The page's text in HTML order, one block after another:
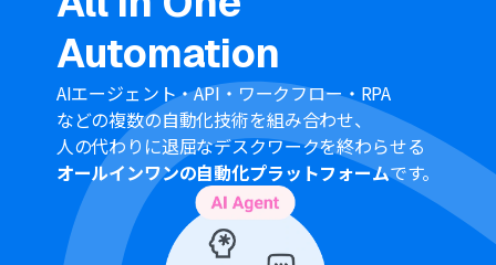
ドシートのトリガーにおける注意事項
さい。
トリガーは5分、10分、15分、30分、60分の間隔で起動
間隔を選択できます。
プランによって最短の起動間隔が異なりますので、ご注意
ください。
Automation
AIエージェント・API・ワークフロー・RPA
などの複数の自動化技術を組み合わせ、
人の代わりに退屈なデスクワークを終わらせる
オールインワンの自動化プラットフォームです。